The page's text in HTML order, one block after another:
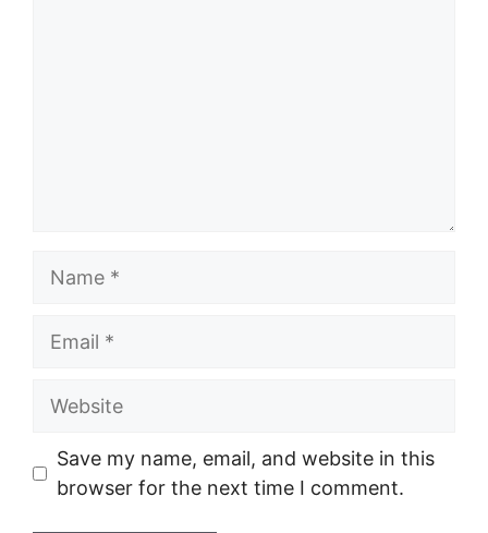
Website
Save my name, email, and website in this
browser for the next time I comment.